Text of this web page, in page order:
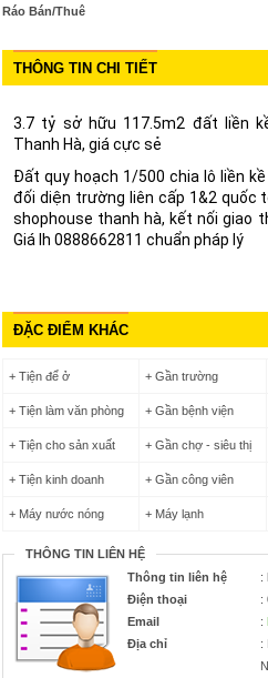
Ráo Bán/Thuê
THÔNG TIN CHI TIẾT
3.7 tỷ sở hữu 117.5m2 đất liền
Thanh Hà, giá cực sẻ
Đất quy hoạch 1/500 chia lô liền
đối diện trường liên cấp 1&2 quốc
shophouse thanh hà, kết nối giao
Giá lh 0888662811 chuẩn pháp lý
ĐẶC ĐIỂM KHÁC
+ Tiện để ở + Gần trường
+ Tiện làm văn phòng + Gần bệnh viện
+ Tiện cho sản xuất + Gần chợ - siêu thị
+ Tiện kinh doanh + Gần công viên
+ Máy nước nóng + Máy lạnh
THÔNG TIN LIÊN HỆ
Thông tin liên hệ
:
Điện thoại
:
Email
:
Địa chỉ
: